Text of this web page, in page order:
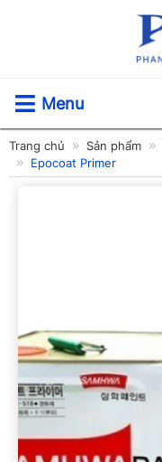
Menu
Trang chủ Sản phẩm
Epocoat Primer